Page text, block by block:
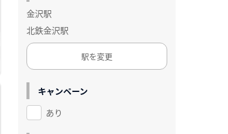
金沢駅
北鉄金沢駅
駅を変更
キャンペーン
あり